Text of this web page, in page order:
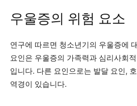
우울증의 위험 요소
연구에 따르면 청소년기의 우울증에
요인은 우울증의 가족력과 심리사회
입니다. 다른 요인으로는 발달 요인,
역경이 있습니다.